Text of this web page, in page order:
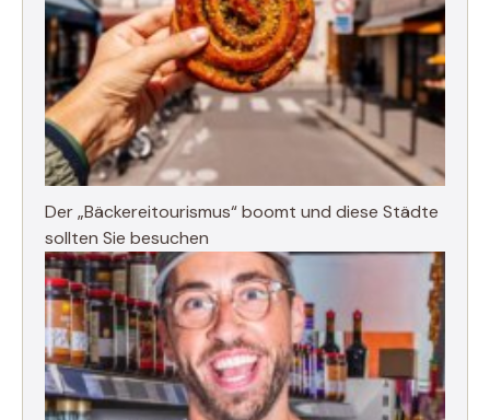
Der „Bäckereitourismus“ boomt und diese Städte
sollten Sie besuchen